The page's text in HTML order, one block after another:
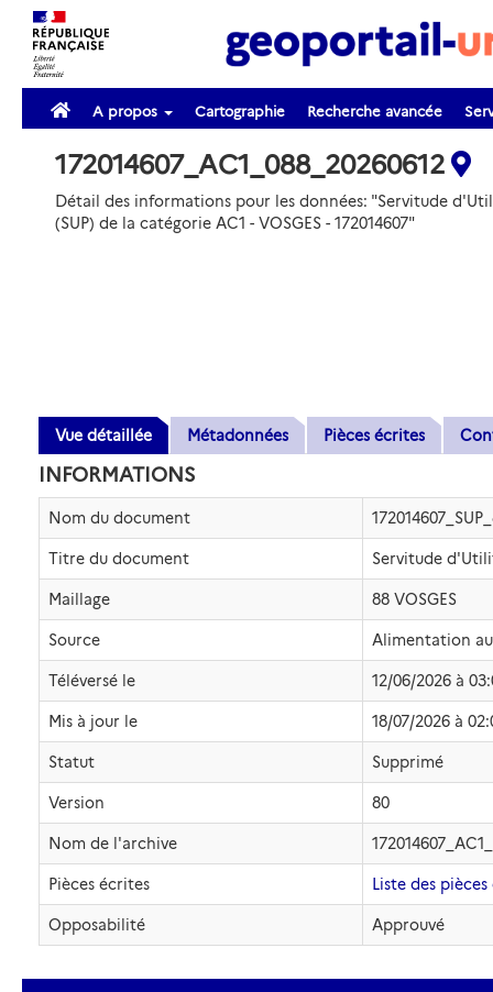
A propos Cartographie Recherche avancée
172014607_AC1_088_20260612
Détail des informations pour les données: "Servitude
(SUP) de la catégorie AC1 - VOSGES - 172014607"
Vue détaillée Métadonnées Pièces écrites
INFORMATIONS
Nom du document
Titre du document Servitude
Maillage 88 VOSGES
Source Alimentation
Téléversé le 12/06/2026 à
Mis à jour le 18/07/2026 à
Statut Supprimé
Version 80
Nom de l'archive
Pièces écrites Liste des
Opposabilité Approuvé